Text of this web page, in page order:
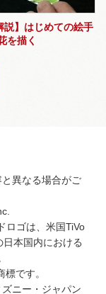
説】はじめての絵手
を描く
異なる場合がご
ロゴは、米国TiVo
本国内における
です。
ニー・ジャパン